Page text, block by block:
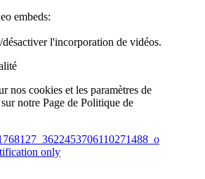
embeds:
l'incorporation de vidéos.
nos cookies et les paramètres de
notre Page de Politique de
only